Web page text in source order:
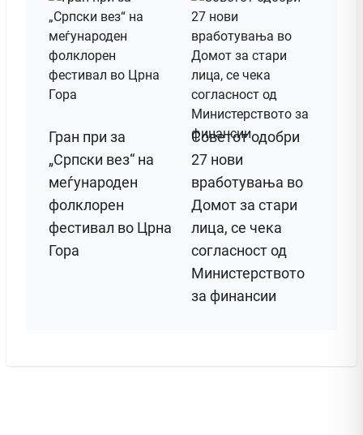
Гран при за
„Српски вез“ на
меѓународен
фолклорен
фестивал во Црна
Гора
Советот одобри
27 нови
вработувања во
Домот за стари
лица, се чека
согласност од
Министерството
за финансии